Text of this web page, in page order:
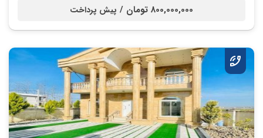
800,000,000 تومان / پیش پرداخت